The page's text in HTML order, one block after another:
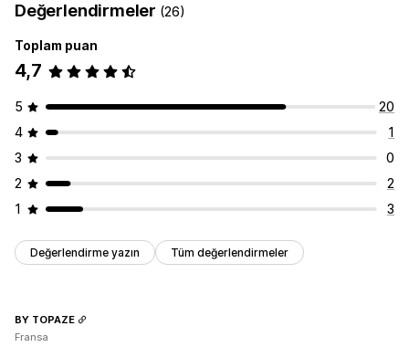
Yapay zekayla doldurma Filigranlar
Toplu düzenleme
Alternatif metin Dosya adları
Dosya yükleme
Yeniden boyutlandırma
Etiketler
Açıklamalar Meta alanlar
Eylemler
Toplu silme Görsel optimizasyonu
Değerlendirmeler (26)
Toplam puan
4,7
5
20
4
1
3
0
2
2
1
3
Değerlendirme yazın Tüm değerlendirmeler
BY TOPAZE
Fransa